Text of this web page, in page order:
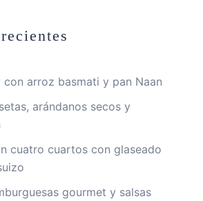
con arroz basmati y pan Naan
arándanos secos y
cuatro cuartos con glaseado
gourmet y salsas